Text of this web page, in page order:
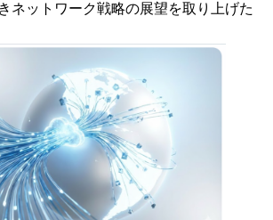
ネットワーク戦略の展望を取り上げた